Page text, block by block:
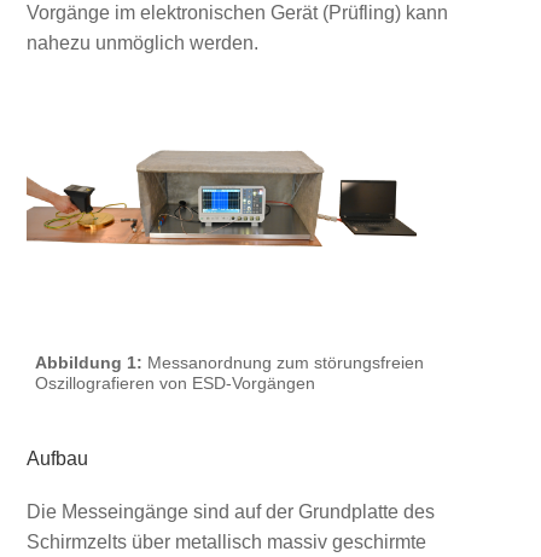
Vorgänge im elektronischen Gerät (Prüfling) kann
nahezu unmöglich werden.
Abbildung 1: Messanordnung zum störungsfreien
Oszillografieren von ESD-Vorgängen
Aufbau
Die Messeingänge sind auf der Grundplatte des
Schirmzelts über metallisch massiv geschirmte